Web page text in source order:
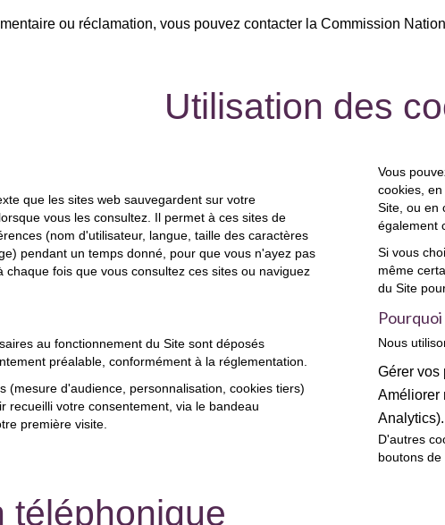
ou réclamation, vous pouvez contacter la Commission
Utilisation des
que les sites web sauvegardent sur votre
vous les consultez. Il permet à ces sites de
(nom d'utilisateur, langue, taille des caractères
pendant un temps donné, pour que vous n'ayez pas
chaque fois que vous consultez ces sites ou naviguez
au fonctionnement du Site sont déposés
préalable, conformément à la réglementation.
(mesure d'audience, personnalisation, cookies tiers)
recueilli votre consentement, via le bandeau
première visite.
Vous
cookies,
Site, ou en
également
Si vous
même
du Site
Nous
Gérer vos
Améliorer
Analytics).
D'autres
boutons de
téléphonique